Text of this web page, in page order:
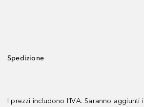
Spedizione
I prezzi includono l’IVA. Saranno aggiunti i